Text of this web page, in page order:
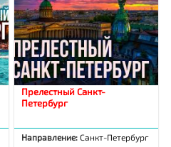
Прелестный Санкт-
Петербург
Направление:Санкт-Петербург